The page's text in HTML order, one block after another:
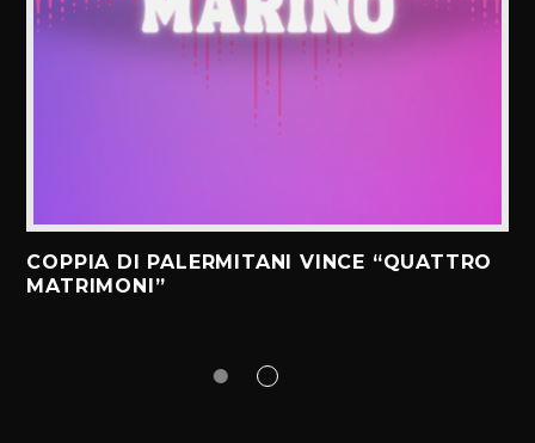
COPPIA DI PALERMITANI VINCE “QUATTRO
MATRIMONI”